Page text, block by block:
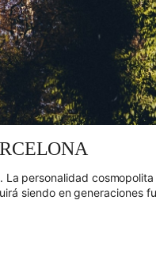
personalidad
siendo en generaciones